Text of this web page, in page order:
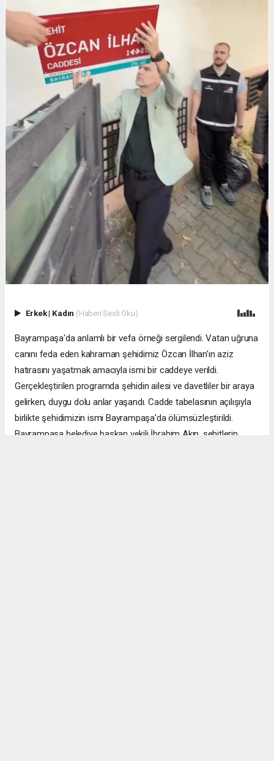
Erkek| Kadın (Haberi Sesli Oku)
Bayrampaşa'da anlamlı bir vefa örneği sergilendi. Vatan uğruna
canını feda eden kahraman şehidimiz Özcan İlhan'ın aziz
hatırasını yaşatmak amacıyla ismi bir caddeye verildi.
Gerçekleştirilen programda şehidin ailesi ve davetliler bir araya
gelirken, duygu dolu anlar yaşandı. Cadde tabelasının açılışıyla
birlikte şehidimizin ismi Bayrampaşa'da ölümsüzleştirildi.
Bayrampaşa belediye başkan vekili İbrahim Akın, şehitlerin